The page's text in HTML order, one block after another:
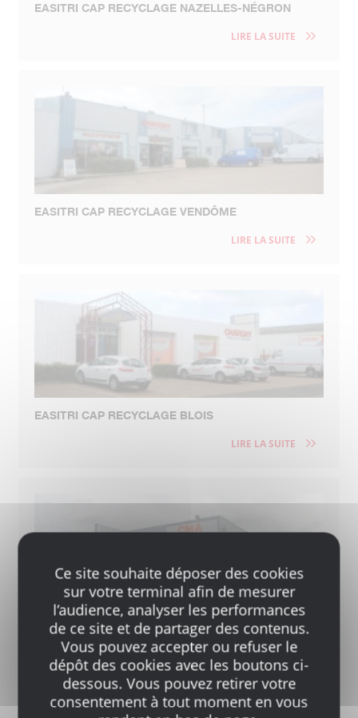
EASITRI CAP RECYCLAGE NAZELLES-NÉGRON
LIRE LA SUITE
EASITRI CAP RECYCLAGE VENDÔME
LIRE LA SUITE
EASITRI CAP RECYCLAGE BLOIS
LIRE LA SUITE
EASITRI CAP RECYCLAGE SAINT-PIERRE-DES-
CORPS
LIRE LA SUITE
Ce site souhaite déposer des cookies
sur votre terminal afin de mesurer
l’audience, analyser les performances
de ce site et de partager des contenus.
Vous pouvez accepter ou refuser le
dépôt des cookies avec les boutons ci-
dessous. Vous pouvez retirer votre
consentement à tout moment en vous